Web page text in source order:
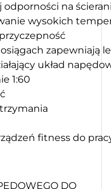
odporności na
wysokich
zapewniają
układ
1:60
fitness do
DO